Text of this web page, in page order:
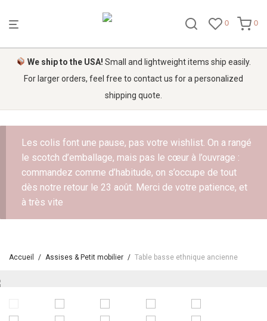
0 0
We ship to the USA! Small and lightweight items ship easily.
For larger orders, feel free to contact us for a personalized
shipping quote.
Les colis font une pause, pas votre wishlist. On a rangé
le scotch d’emballage, mais pas le cœur à l’ouvrage :
commandez comme d’habitude, on s’occupe de tout
dès notre retour le 23 août. Merci de votre patience, et
à très vite
Accueil / Assises & Petit mobilier / Table basse ethnique ancienne